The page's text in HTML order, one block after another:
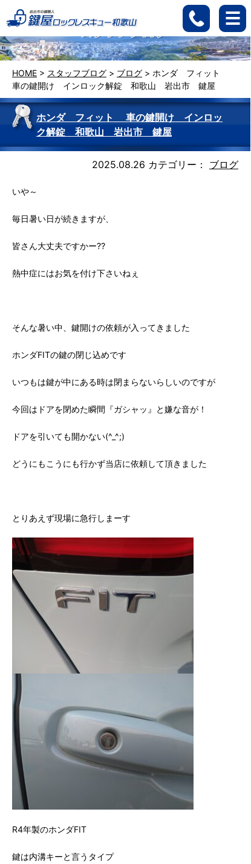
HOME > スタッフブログ > ブログ > ホンダ フィット
車の鍵開け インロック解錠 和歌山 岩出市 鍵屋
ホンダ フィット 車の鍵開け インロッ
ク解錠 和歌山 岩出市 鍵屋
2025.08.26 カテゴリー： ブログ
いや～
毎日暑い日が続きますが、
皆さん大丈夫ですかー⁇
熱中症にはお気を付け下さいねぇ
そんな暑い中、鍵開けの依頼が入ってきました
ホンダFITの鍵の閉じ込めです
いつもは鍵が中にある時は閉まらないらしいのですが
今回はドアを閉めた瞬間『ガシャッ』と嫌な音が！
ドアを引いても開かない(^_^;)
どうにもこうにも行かず当店に依頼して頂きました
とりあえず現場に急行しまーす
R4年製のホンダFIT
鍵は内溝キーと言うタイプ